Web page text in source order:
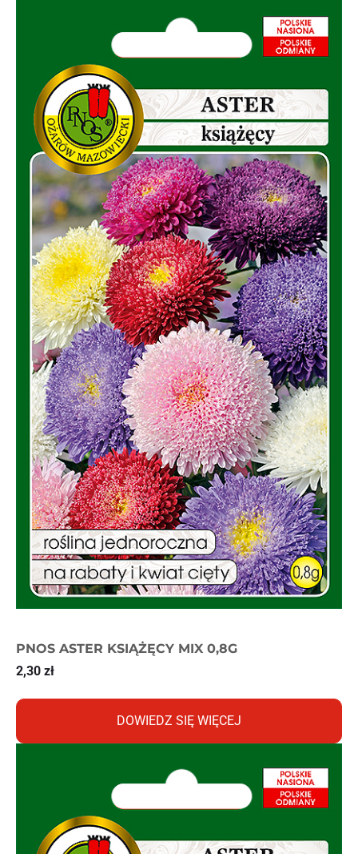
PNOS ASTER KSIĄŻĘCY MIX 0,8G
2,30 zł
DOWIEDZ SIĘ WIĘCEJ